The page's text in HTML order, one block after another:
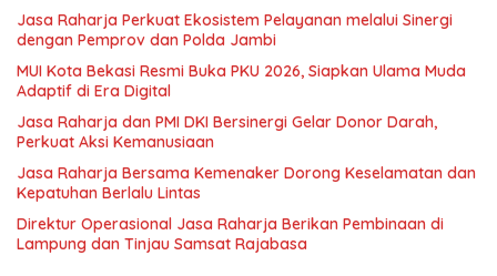
Jasa Raharja Perkuat Ekosistem Pelayanan melalui Sinergi
dengan Pemprov dan Polda Jambi
MUI Kota Bekasi Resmi Buka PKU 2026, Siapkan Ulama Muda
Adaptif di Era Digital
Jasa Raharja dan PMI DKI Bersinergi Gelar Donor Darah,
Perkuat Aksi Kemanusiaan
Jasa Raharja Bersama Kemenaker Dorong Keselamatan dan
Kepatuhan Berlalu Lintas
Direktur Operasional Jasa Raharja Berikan Pembinaan di
Lampung dan Tinjau Samsat Rajabasa